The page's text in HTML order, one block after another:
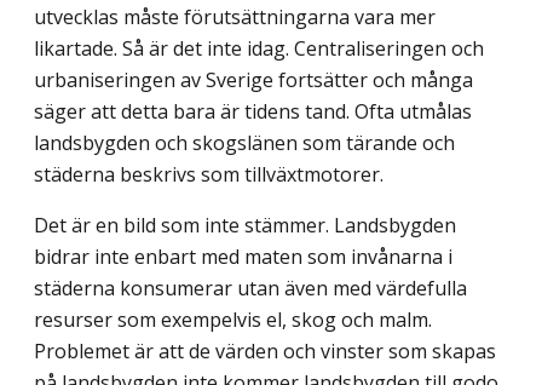
utvecklas måste förutsättning­arna vara mer
likartade. Så är det inte idag. Centraliseringen och
urbaniseringen av Sverige fortsätter och många
säger att detta bara är tidens tand. Ofta utmålas
lands­bygden och skogslänen som tärande och
städerna beskrivs som tillväxtmotorer.
Det är en bild som inte stämmer. Landsbygden
bidrar inte enbart med maten som invånarna i
städerna konsumerar utan även med värdefulla
resurser som exempelvis el, skog och malm.
Problemet är att de värden och vinster som skapas